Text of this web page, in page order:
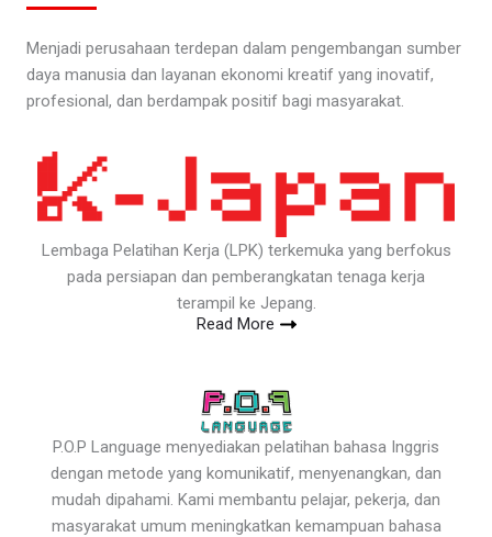
Menjadi perusahaan terdepan dalam pengembangan sumber
daya manusia dan layanan ekonomi kreatif yang inovatif,
profesional, dan berdampak positif bagi masyarakat.
Lembaga Pelatihan Kerja (LPK) terkemuka yang berfokus
pada persiapan dan pemberangkatan tenaga kerja
terampil ke Jepang.
Read More
P.O.P Language menyediakan pelatihan bahasa Inggris
dengan metode yang komunikatif, menyenangkan, dan
mudah dipahami. Kami membantu pelajar, pekerja, dan
masyarakat umum meningkatkan kemampuan bahasa